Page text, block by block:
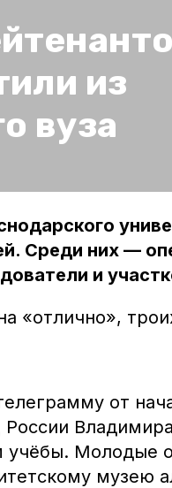
из
вуза
Среди них —
и
«отлично»,
от
учёбы. Молодые
музею